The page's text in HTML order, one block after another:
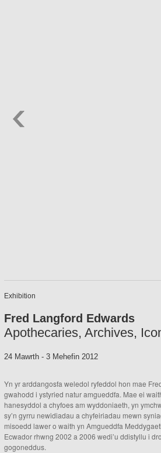
Exhibition
Fred Langford Edwards
Apothecaries, Archives,
24 Mawrth- 3 Mehefin 2012
Yn yr arddangosfa weledol ryfeddol hon mae
gwahodd i ystyried natur amgueddfa. Mae ei
hanesyddol a chyfoes am wyddoniaeth, yn
sy’n gyrru newidiadau a chyfeiriadau mewn
misoedd lawer o waith yn Amgueddfa
Ecwador rhwng 2002 a 2006 wedi’u ddistyllu i
gogoneddus.